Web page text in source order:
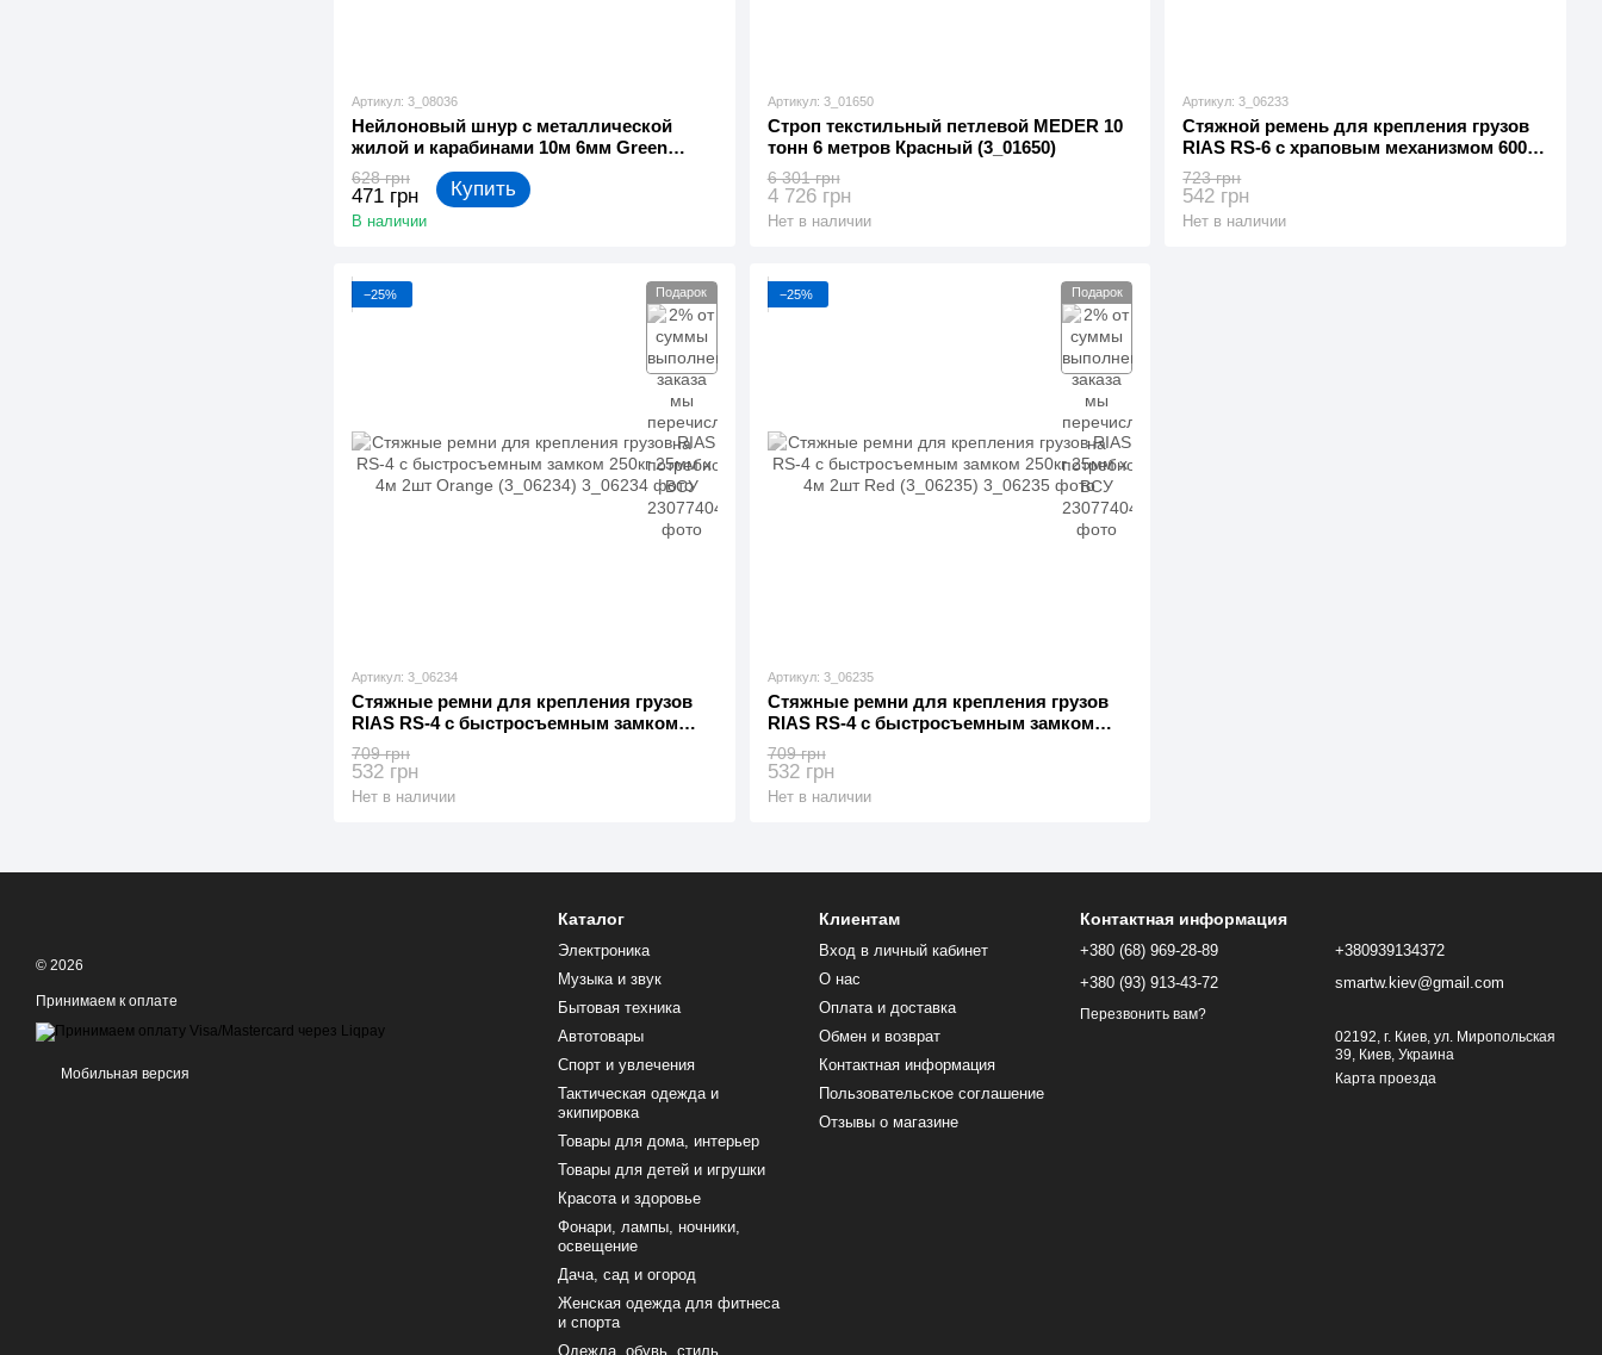
Артикул: 3_08036
Нейлоновый шнур с металлической
жилой и карабинами 10м 6мм Green
(3_08036)
628 грн
471 грн Купить
В наличии
Артикул: 3_01650
Строп текстильный петлевой MEDER 10
тонн 6 метров Красный (3_01650)
6 301 грн
4 726 грн
Нет в наличии
Артикул: 3_06233
Стяжной ремень для крепления грузов
RIAS RS-6 с храповым механизмом 600кг
25мм х 6м Orange (3_06233)
723 грн
542 грн
Нет в наличии
Подарок
−25%
Артикул: 3_06234
Стяжные ремни для крепления грузов
RIAS RS-4 с быстросъемным замком
250кг 25мм х 4м 2шт Orange (3_06234)
709 грн
532 грн
Нет в наличии
Подарок
−25%
Артикул: 3_06235
Стяжные ремни для крепления грузов
RIAS RS-4 с быстросъемным замком
250кг 25мм х 4м 2шт Red (3_06235)
709 грн
532 грн
Нет в наличии
© 2026
Принимаем к оплате
Мобильная версия
Каталог
Электроника
Музыка и звук
Бытовая техника
Автотовары
Спорт и увлечения
Тактическая одежда и
экипировка
Товары для дома, интерьер
Товары для детей и игрушки
Красота и здоровье
Фонари, лампы, ночники,
освещение
Дача, сад и огород
Женская одежда для фитнеса
и спорта
Одежда, обувь, стиль
Клиентам
Вход в личный кабинет
О нас
Оплата и доставка
Обмен и возврат
Контактная информация
Пользовательское соглашение
Отзывы о магазине
Контактная информация
+380 (68) 969-28-89
+380 (93) 913-43-72
Перезвонить вам?
+380939134372
smartw.kiev@gmail.com
02192, г. Киев, ул. Миропольская
39, Киев, Украина
Карта проезда